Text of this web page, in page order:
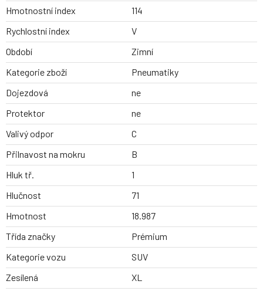
Hmotnostní index
114
Rychlostní index
V
Období
Zimní
Kategorie zboží
Pneumatiky
Dojezdová
ne
Protektor
ne
Valivý odpor
C
Přilnavost na mokru
B
Hluk tř.
1
Hlučnost
71
Hmotnost
18.987
Třída značky
Prémium
Kategorie vozu
SUV
Zesílená
XL